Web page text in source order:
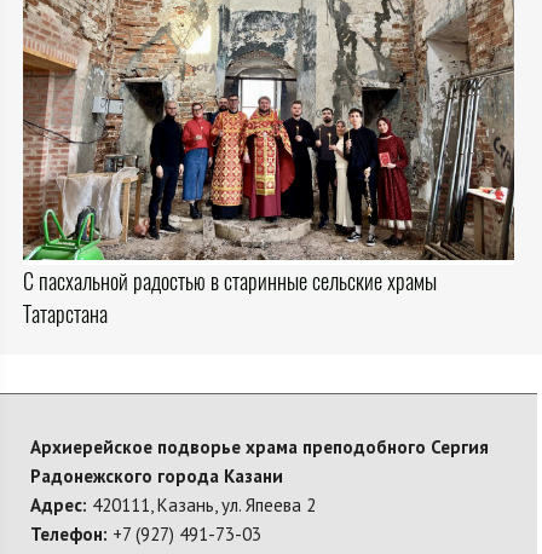
С пасхальной радостью в старинные сельские храмы
Татарстана
Архиерейское подворье храма преподобного Сергия
Радонежского города Казани
Адрес: 420111, Казань, ул. Япеева 2
Телефон: +7 (927) 491-73-03